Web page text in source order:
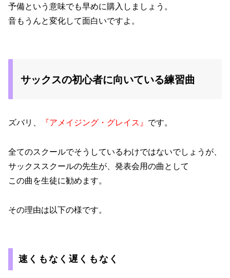
予備という意味でも早めに購入しましょう。
音もうんと変化して面白いですよ。
サックスの初心者に向いている練習曲
ズバリ、 『アメイジング・グレイス』 です。
全てのスクールでそうしているわけではないでしょうが、
サックススクールの先生が、発表会用の曲として
この曲を生徒に勧めます。
その理由は以下の様です。
速くもなく遅くもなく